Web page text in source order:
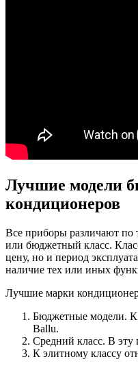
Лучшие модели
кондиционеров
Все приборы различают по
или бюджетный класс.
цену, но и период
наличие тех или иных
Лучшие марки
Бюджетные модели. К
Ballu.
Средний класс. В эту
К элитному классу